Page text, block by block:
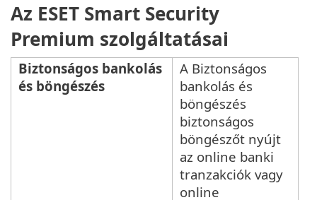
Az ESET Smart Security
Premium szolgáltatásai
Biztonságos bankolás
és böngészés
A Biztonságos
bankolás és
böngészés
biztonságos
böngészőt nyújt
az online banki
tranzakciók vagy
online